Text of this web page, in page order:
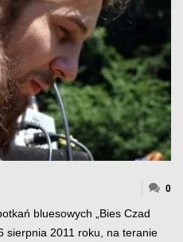
0
bluesowych „Bies Czad
sierpnia 2011 roku, na teranie